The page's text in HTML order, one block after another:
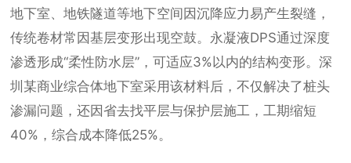
地下室、地铁隧道等地下空间因沉降应力易产生裂缝，
传统卷材常因基层变形出现空鼓。永凝液DPS通过深度
渗透形成“柔性防水层”，可适应3%以内的结构变形。深
圳某商业综合体地下室采用该材料后，不仅解决了桩头
渗漏问题，还因省去找平层与保护层施工，工期缩短
40%，综合成本降低25%。